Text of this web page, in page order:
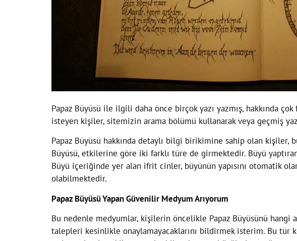
Papaz Büyüsü ile ilgili daha önce birçok yazı yazmış, hakkında
isteyen kişiler, sitemizin arama bölümü kullanarak veya geçmiş
Papaz Büyüsü hakkında detaylı bilgi birikimine sahip olan kişiler,
Büyüsü, etkilerine göre iki farklı türe de girmektedir. Büyü
Büyü içeriğinde yer alan ifrit cinler, büyünün yapısını otomatik
olabilmektedir.
Papaz Büyüsü Yapan Güvenilir Medyum Arıyorum
Bu nedenle medyumlar, kişilerin öncelikle Papaz Büyüsünü
talepleri kesinlikle onaylamayacaklarını bildirmek isterim. Bu tür